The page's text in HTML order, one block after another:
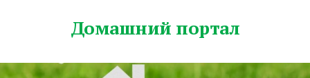
Домашний портал